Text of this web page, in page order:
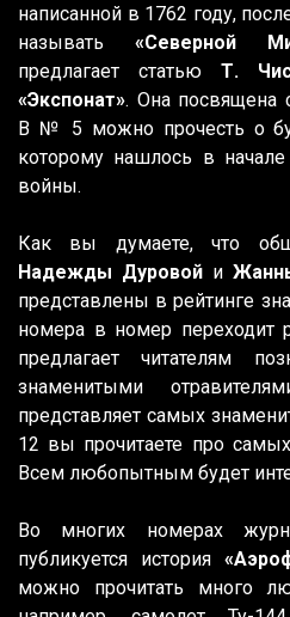
написанной в 1762 году,
называть «Северной
предлагает статью Т.
«Экспонат». Она посвящена
В № 5 можно прочесть о
которому нашлось в
войны.
Как вы думаете, что
Надежды Дуровой и
представлены в рейтинге
номера в номер переходит
предлагает читателям
знаменитыми
представляет самых
12 вы прочитаете про
Всем любопытным будет
Во многих номерах
публикуется история
можно прочитать много